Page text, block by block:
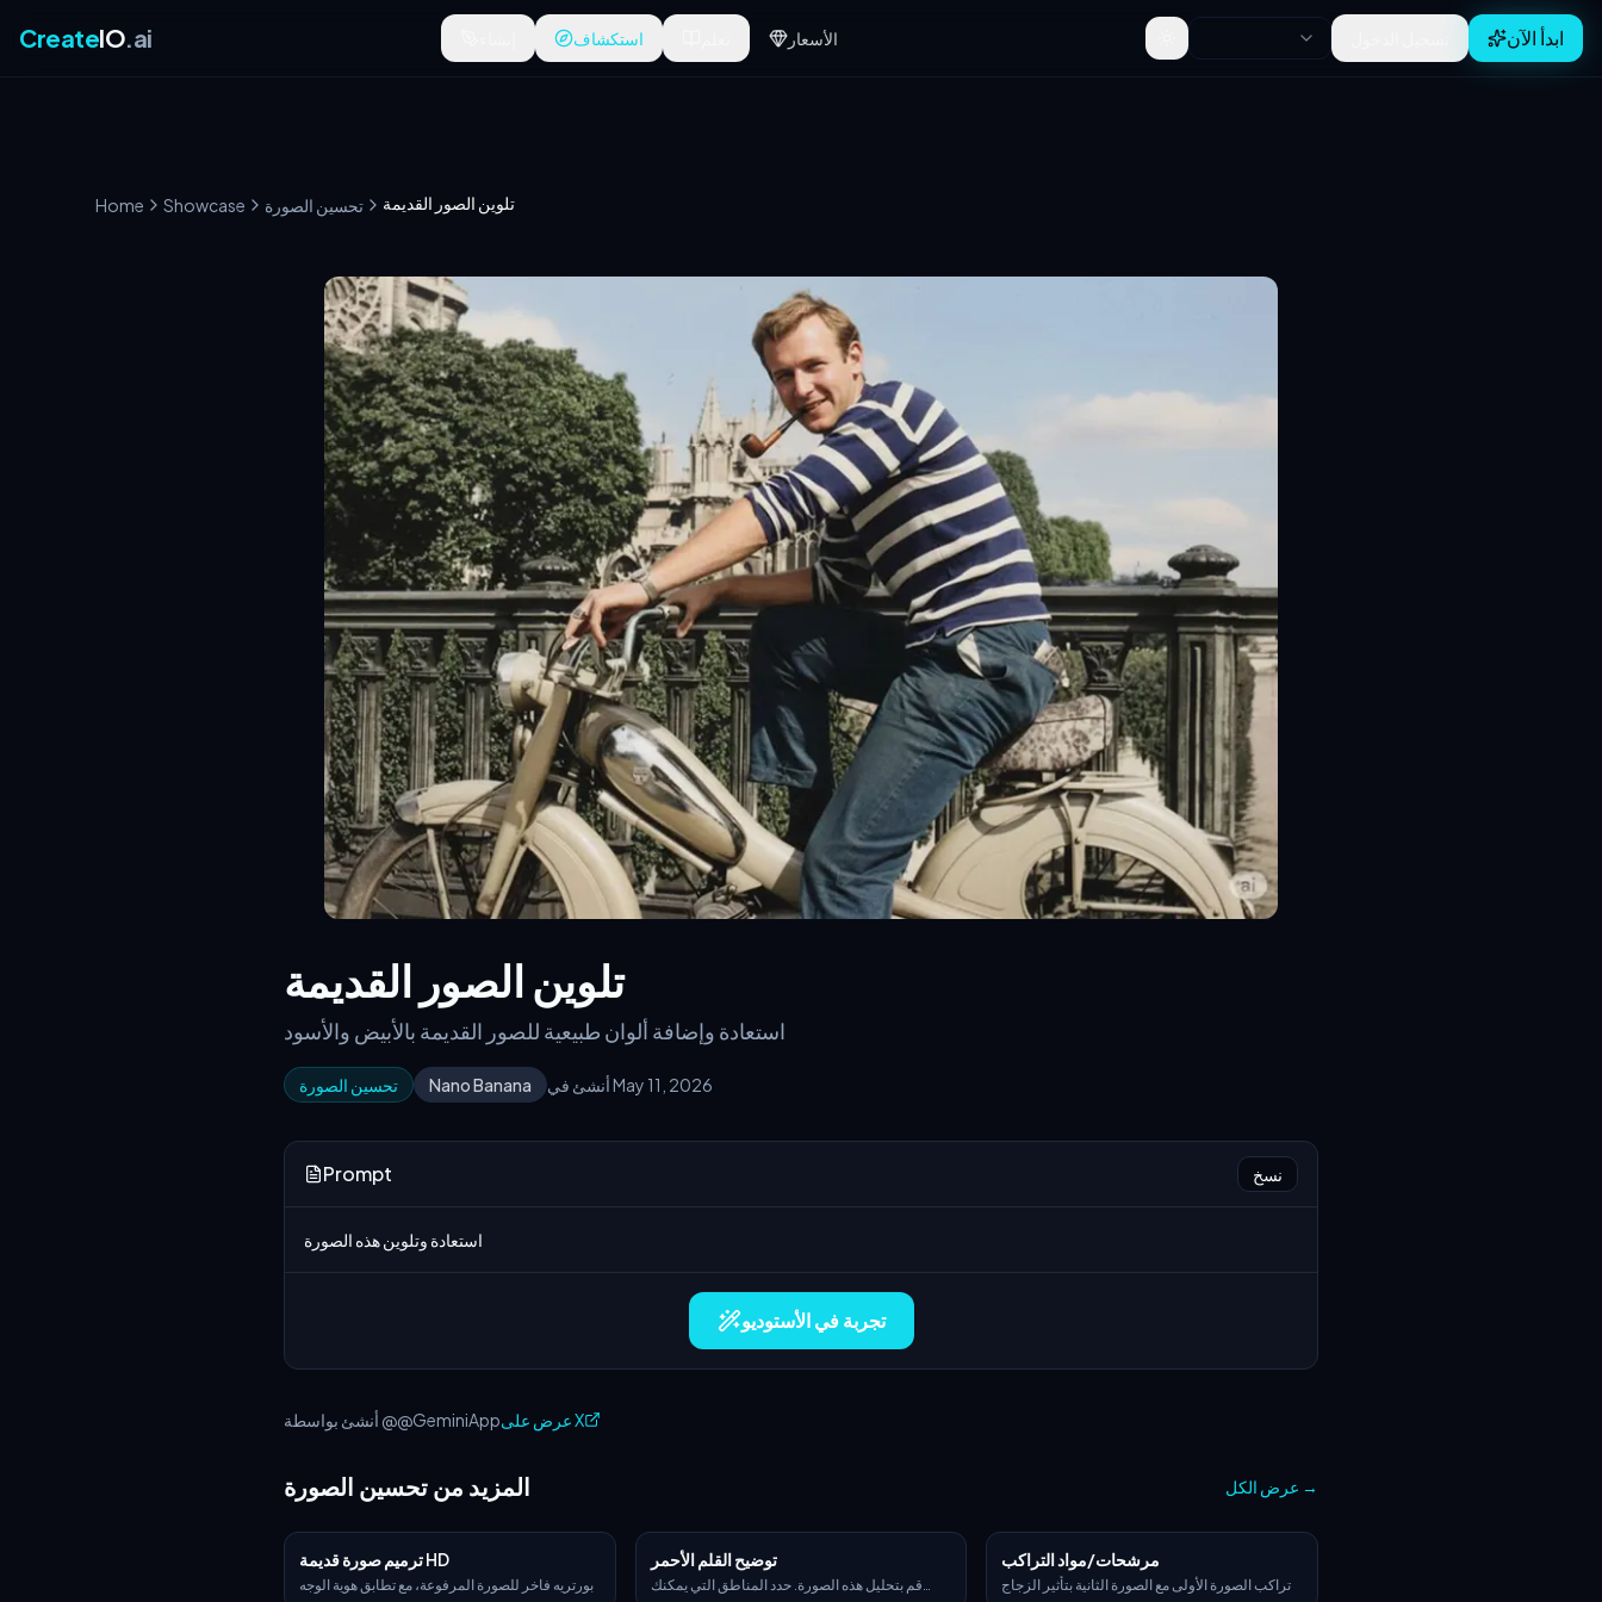
CreateIO.ai استكشاف الأسعار Toggle theme ابدأ الآن
Home Showcase تحسين الصورة تلوين الصور القديمة
تلوين الصور القديمة
استعادة وإضافة ألوان طبيعية للصور القديمة بالأبيض والأسود
تحسين الصورة Nano Banana أنشئ في May 11, 2026
Prompt نسخ
استعادة وتلوين هذه الصورة
تجربة في الأستوديو
أنشئ بواسطة @@GeminiApp عرض على X
المزيد من تحسين الصورة عرض الكل →
ترميم صورة قديمة HD
بورتريه فاخر للصورة المرفوعة، مع تطابق هوية الوجه
توضيح القلم الأحمر
قم بتحليل هذه الصورة. حدد المناطق التي يمكنك
مرشحات/مواد التراكب
تراكب الصورة الأولى مع الصورة الثانية بتأثير الزجاج